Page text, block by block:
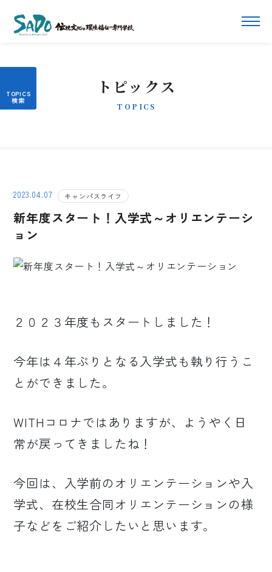
トピックス
TOPICS
2023.04.07 キャンパスライフ
新年度スタート！入学式～オリエンテーシ
ョン
２０２３年度もスタートしました！
今年は４年ぶりとなる入学式も執り行うこ
とができました。
WITHコロナではありますが、ようやく日
常が戻ってきましたね！
今回は、入学前のオリエンテーションや入
学式、在校生合同オリエンテーションの様
子などをご紹介したいと思います。